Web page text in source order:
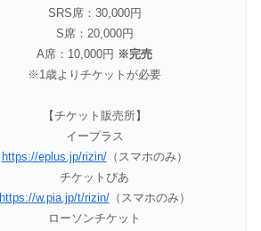
SRS席：30,000円
S席：20,000円
A席：10,000円 ※完売
※1歳よりチケットが必要
【チケット販売所】
イープラス
https://eplus.jp/rizin/（スマホのみ）
チケットぴあ
https://w.pia.jp/t/rizin/（スマホのみ）
ローソンチケット